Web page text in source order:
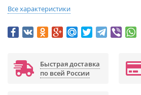
Все характеристики
Быстрая доставка
по всей России